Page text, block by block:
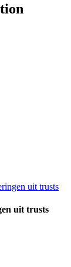
uit trusts
uit trusts